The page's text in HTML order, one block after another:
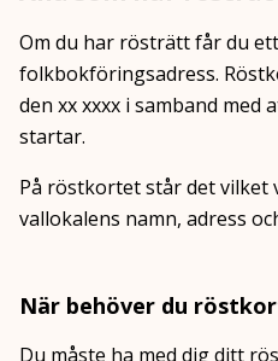
Om du har rösträtt får du
folkbokföringsadress.
den xx xxxx i samband
startar.
På röstkortet står det vilket
vallokalens namn, adress
När behöver du
Du måste ha med dig ditt